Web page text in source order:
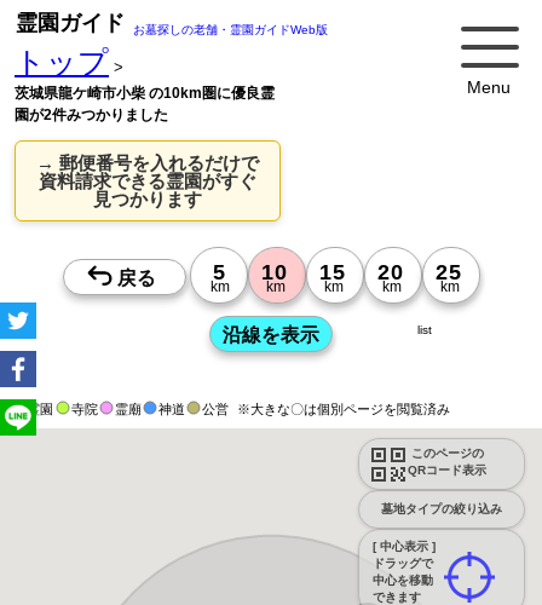
Menu
霊園ガイド お墓探しの老舗・霊園ガイドWeb版
トップ >
茨城県龍ケ崎市小柴 の10km圏に優良霊
園が2件みつかりました
→ 郵便番号を入れるだけで
資料請求できる霊園がすぐ
見つかります
霊園 寺院 霊廟 神道 公営 ※大きな〇は個別ページを閲覧済み
このページの
QRコード表示
墓地タイプの絞り込み
[ 中心表示 ]
ドラッグで
中心を移動
できます
list